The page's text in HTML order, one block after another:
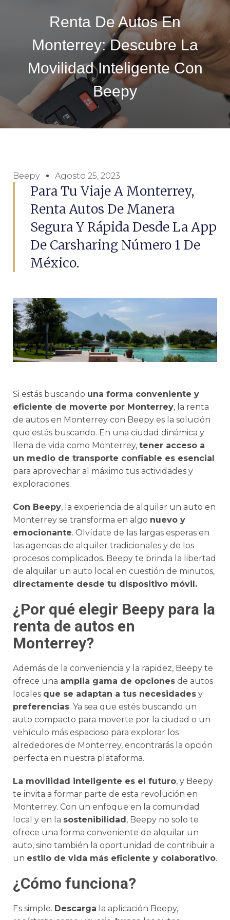
Renta De Autos En
Monterrey: Descubre La
Movilidad Inteligente Con
Beepy
Beepy Agosto 25, 2023
Para Tu Viaje A Monterrey,
Renta Autos De Manera
Segura Y Rápida Desde La App
De Carsharing Número 1 De
México.
Si estás buscando una forma conveniente y
eficiente de moverte por Monterrey, la renta
de autos en Monterrey con Beepy es la solución
que estás buscando. En una ciudad dinámica y
llena de vida como Monterrey, tener acceso a
un medio de transporte confiable es esencial
para aprovechar al máximo tus actividades y
exploraciones.
Con Beepy, la experiencia de alquilar un auto en
Monterrey se transforma en algo nuevo y
emocionante. Olvídate de las largas esperas en
las agencias de alquiler tradicionales y de los
procesos complicados. Beepy te brinda la libertad
de alquilar un auto local en cuestión de minutos,
directamente desde tu dispositivo móvil.
¿Por qué elegir Beepy para la
renta de autos en
Monterrey?
Además de la conveniencia y la rapidez, Beepy te
ofrece una amplia gama de opciones de autos
locales que se adaptan a tus necesidades y
preferencias. Ya sea que estés buscando un
auto compacto para moverte por la ciudad o un
vehículo más espacioso para explorar los
alrededores de Monterrey, encontrarás la opción
perfecta en nuestra plataforma.
La movilidad inteligente es el futuro, y Beepy
te invita a formar parte de esta revolución en
Monterrey. Con un enfoque en la comunidad
local y en la sostenibilidad, Beepy no solo te
ofrece una forma conveniente de alquilar un
auto, sino también la oportunidad de contribuir a
un estilo de vida más eficiente y colaborativo.
¿Cómo funciona?
Es simple. Descarga la aplicación Beepy,